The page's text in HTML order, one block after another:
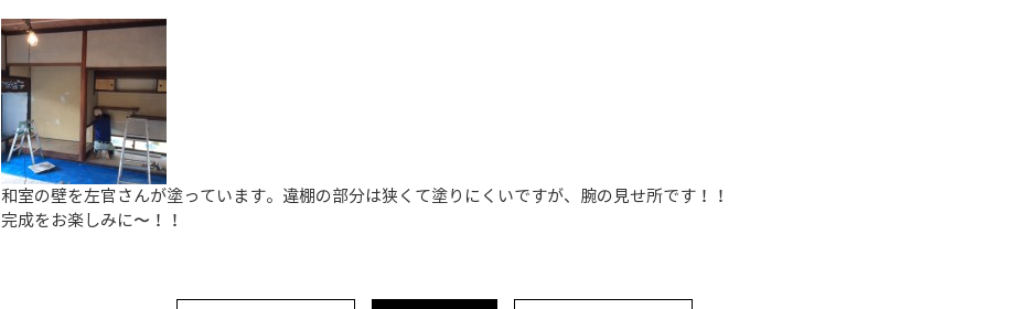
和室の壁を左官さんが塗っています。違棚の部分は狭くて塗りにくいですが、腕の見せ所です！！
完成をお楽しみに〜！！